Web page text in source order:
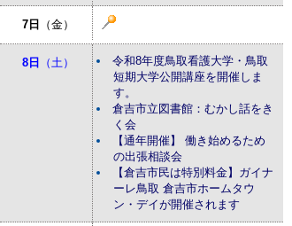
7日 （金）
8日 （土）
令和8年度鳥取看護大学・鳥取
短期大学公開講座を開催しま
す。
倉吉市立図書館：むかし話をき
く会
【通年開催】 働き始めるため
の出張相談会
【倉吉市民は特別料金】ガイナ
ーレ鳥取 倉吉市ホームタウ
ン・デイが開催されます